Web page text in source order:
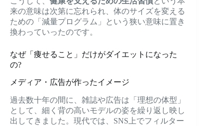
来の意味は次第に忘れられ、体のサイズを変える
ための「減量プログラム」という狭い意味に置き
換わっていったのです。
なぜ「痩せること」だけがダイエットになった
の?
メディア・広告が作ったイメージ
過去数十年の間に、雑誌や広告は「理想の体型」
として、細く背の高いモデルの姿を繰り返し映し
出してきました。現代では、SNS上でフィルター